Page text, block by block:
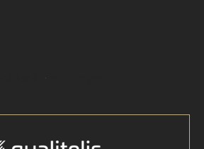
Accéder à mon compte